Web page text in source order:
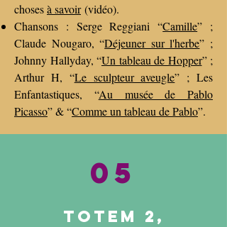
chosesà savoir(vidéo).
Chansons : Serge Reggiani “Camille” ;
Claude Nougaro, “Déjeuner sur l'herbe” ;
Johnny Hallyday, “Un tableau de Hopper​” ;
Arthur H, “Le sculpteur aveugle” ; Les
Enfantastiques, “Au musée de Pablo
Picasso” & “Comme un tableau de Pablo”.
05
Totem 2,